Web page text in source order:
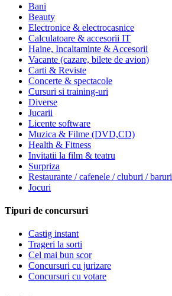
Bani
Beauty
Electronice & electrocasnice
Calculatoare & accesorii IT
Haine, Incaltaminte & Accesorii
Vacante (cazare, bilete de avion)
Carti & Reviste
Concerte & spectacole
Cursuri si training-uri
Diverse
Jucarii
Licente software
Muzica & Filme (DVD,CD)
Health & Fitness
Invitatii la film & teatru
Surpriza
Restaurante / cafenele / cluburi / baruri
Jocuri
Tipuri de concursuri
Castig instant
Trageri la sorti
Cel mai bun scor
Concursuri cu jurizare
Concursuri cu votare